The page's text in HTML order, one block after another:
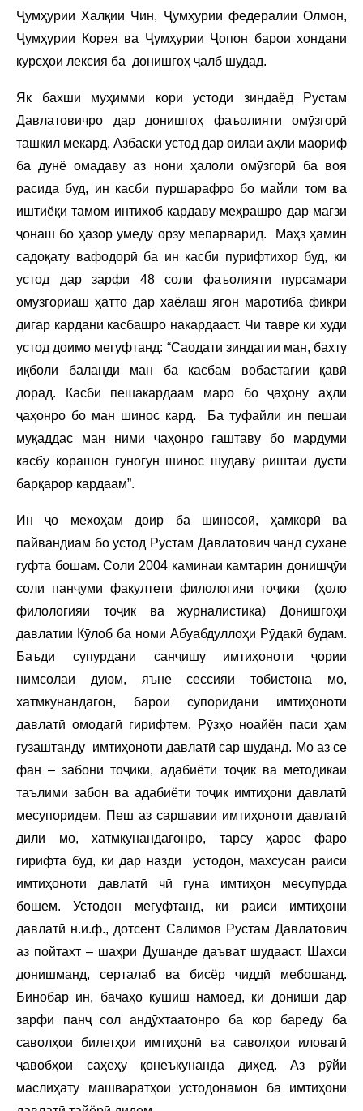
Ҷумҳурии Халқии Чин, Ҷумҳурии федералии Олмон,
Ҷумҳурии Корея ва Ҷумҳурии Ҷопон барои хондани
курсҳои лексия ба донишгоҳ ҷалб шудад.
Як бахши муҳимми кори устоди зиндаёд Рустам
Давлатовичро дар донишгоҳ фаъолияти омӯзгорӣ
ташкил мекард. Азбаски устод дар оилаи аҳли маориф
ба дунё омадаву аз нони ҳалоли омӯзгорӣ ба воя
расида буд, ин касби пуршарафро бо майли том ва
иштиёқи тамом интихоб кардаву меҳрашро дар мағзи
ҷонаш бо ҳазор умеду орзу мепарварид. Маҳз ҳамин
садоқату вафодорӣ ба ин касби пурифтихор буд, ки
устод дар зарфи 48 соли фаъолияти пурсамари
омӯзгориаш ҳатто дар хаёлаш ягон маротиба фикри
дигар кардани касбашро накардааст. Чи тавре ки худи
устод доимо мегуфтанд: “Саодати зиндагии ман, бахту
иқболи баланди ман ба касбам вобастагии қавӣ
дорад. Касби пешакардаам маро бо ҷаҳону аҳли
ҷаҳонро бо ман шинос кард. Ба туфайли ин пешаи
муқаддас ман ними ҷаҳонро гаштаву бо мардуми
касбу корашон гуногун шинос шудаву риштаи дӯстӣ
барқарор кардаам”.
Ин ҷо мехоҳам доир ба шиносоӣ, ҳамкорӣ ва
пайвандиам бо устод Рустам Давлатович чанд сухане
гуфта бошам. Соли 2004 каминаи камтарин донишҷӯи
соли панҷуми факултети филологияи тоҷики (ҳоло
филологияи тоҷик ва журналистика) Донишгоҳи
давлатии Кӯлоб ба номи Абуабдуллоҳи Рӯдакӣ будам.
Баъди супурдани санҷишу имтиҳоноти ҷории
нимсолаи дуюм, яъне сессияи тобистона мо,
хатмкунандагон, барои супоридани имтиҳоноти
давлатӣ омодагӣ гирифтем. Рӯзҳо ноайён паси ҳам
гузаштанду имтиҳоноти давлатӣ сар шуданд. Мо аз се
фан – забони тоҷикӣ, адабиёти тоҷик ва методикаи
таълими забон ва адабиёти тоҷик имтиҳони давлатӣ
месупоридем. Пеш аз саршавии имтиҳоноти давлатӣ
дили мо, хатмкунандагонро, тарсу ҳарос фаро
гирифта буд, ки дар назди устодон, махсусан раиси
имтиҳоноти давлатӣ чӣ гуна имтиҳон месупурда
бошем. Устодон мегуфтанд, ки раиси имтиҳони
давлатӣ н.и.ф., дотсент Салимов Рустам Давлатович
аз пойтахт – шаҳри Душанде даъват шудааст. Шахси
донишманд, серталаб ва бисёр ҷиддӣ мебошанд.
Бинобар ин, бачаҳо кӯшиш намоед, ки дониши дар
зарфи панҷ сол андӯхтаатонро ба кор бареду ба
саволҳои билетҳои имтиҳонӣ ва саволҳои иловагӣ
ҷавобҳои саҳеҳу қонеъкунанда диҳед. Аз рӯйи
маслиҳату машваратҳои устодонамон ба имтиҳони